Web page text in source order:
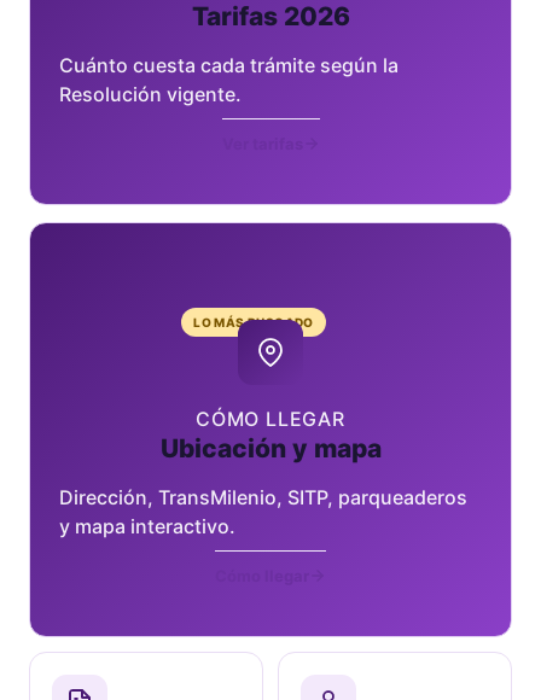
Tarifas 2026
Cuánto cuesta cada trámite según la
Resolución vigente.
LO MÁS BUSCADO
CÓMO LLEGAR
Ubicación y mapa
Dirección, TransMilenio, SITP, parqueaderos
y mapa interactivo.